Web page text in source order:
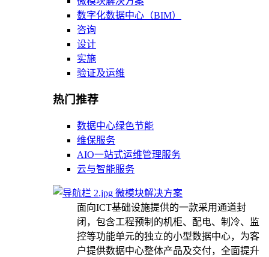
数字化数据中心（BIM）
咨询
设计
实施
验证及运维
热门推荐
数据中心绿色节能
维保服务
AIO一站式运维管理服务
云与智能服务
微模块解决方案
面向ICT基础设施提供的一款采用通道封
闭，包含工程预制的机柜、配电、制冷、监
控等功能单元的独立的小型数据中心，为客
户提供数据中心整体产品及交付，全面提升